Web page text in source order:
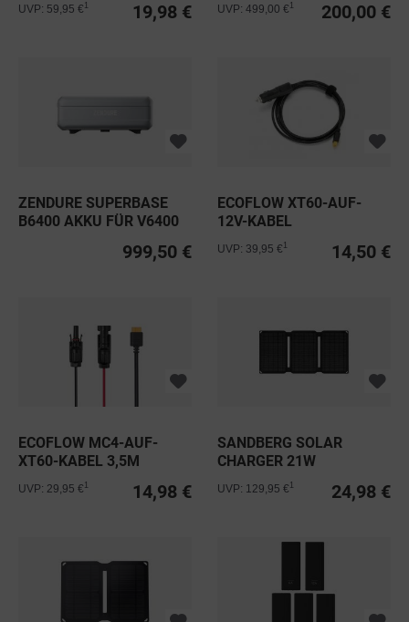
19,98 €
UVP: 59,95 € 1 200,00 €
UVP: 499,00 € 1
ZENDURE SUPERBASE
B6400 AKKU FÜR V6400
999,50 €
ECOFLOW XT60-AUF-
12V-KABEL
14,50 €
UVP: 39,95 € 1
ECOFLOW MC4-AUF-
XT60-KABEL 3,5M
14,98 €
UVP: 29,95 € 1
SANDBERG SOLAR
CHARGER 21W
24,98 €
UVP: 129,95 € 1